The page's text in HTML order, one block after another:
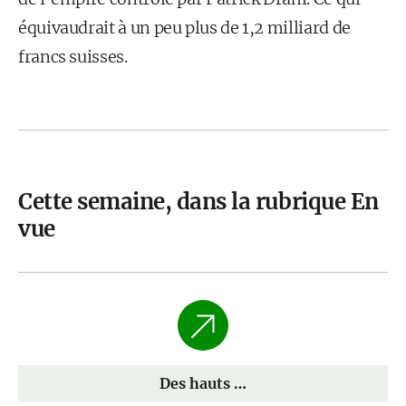
équivaudrait à un peu plus de 1,2 milliard de
francs suisses.
Cette semaine, dans la rubrique En
vue
Des hauts …